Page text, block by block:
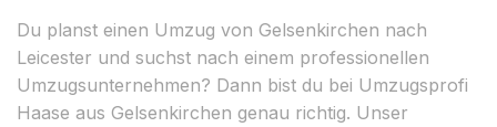
Du planst einen Umzug von Gelsenkirchen nach
Leicester und suchst nach einem professionellen
Umzugsunternehmen? Dann bist du bei Umzugsprofi
Haase aus Gelsenkirchen genau richtig. Unser